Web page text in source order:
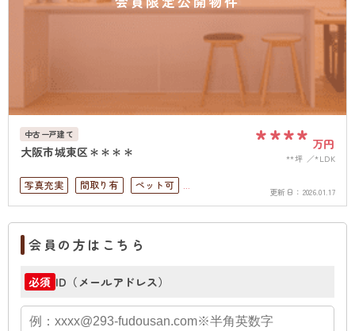
中古一戸建て
大阪市城東区＊＊＊＊ **** 万円
**坪 *LDK
写真充実 間取り有
ペット可
4LDK以上
駐車場１台無料 上下水道完備
更新日： 2026.01.17
会員の方はこちら
必須 ID（メールアドレス）